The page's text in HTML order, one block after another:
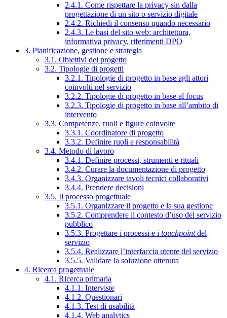
2.4.1. Come rispettare la privacy sin dalla
progettazione di un sito o servizio digitale
2.4.2. Richiedi il consenso quando necessario
2.4.3. Le basi del sito web: architettura,
informativa privacy, riferimenti DPO
3. Pianificazione, gestione e strategia
3.1. Obiettivi del progetto
3.2. Tipologie di progetti
3.2.1. Tipologie di progetto in base agli attori
coinvolti nel servizio
3.2.2. Tipologie di progetto in base al focus
3.2.3. Tipologie di progetto in base all’ambito di
intervento
3.3. Competenze, ruoli e figure coinvolte
3.3.1. Coordinatore di progetto
3.3.2. Definire ruoli e responsabilità
3.4. Metodo di lavoro
3.4.1. Definire processi, strumenti e rituali
3.4.2. Curare la documentazione di progetto
3.4.3. Organizzare tavoli tecnici collaborativi
3.4.4. Prendere decisioni
3.5. Il processo progettuale
3.5.1. Organizzare il progetto e la sua gestione
3.5.2. Comprendere il contesto d’uso del servizio
pubblico
3.5.3. Progettare i processi e i touchpointdel
servizio
3.5.4. Realizzare l’interfaccia utente del servizio
3.5.5. Validare la soluzione ottenuta
4. Ricerca progettuale
4.1. Ricerca primaria
4.1.1. Interviste
4.1.2. Questionari
4.1.3. Test di usabilità
4.1.4. Web analytics